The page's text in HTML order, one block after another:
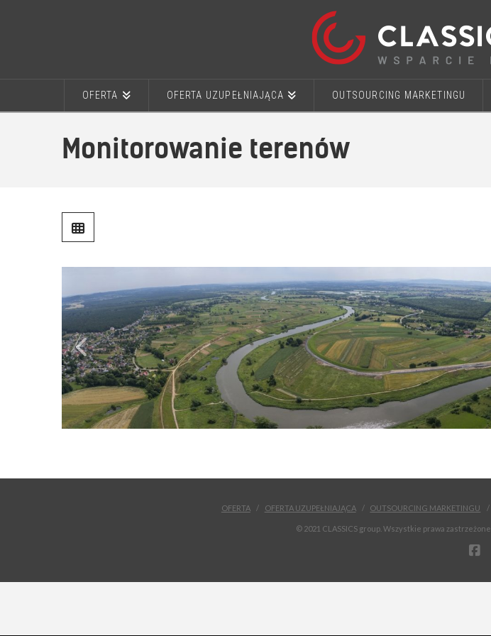
OFERTA OFERTA UZUPEŁNIAJĄCA OUTSOURCING MARKETINGU
Monitorowanie terenów
OFERTA OFERTA UZUPEŁNIAJĄCA OUTSOURCING MARKETINGU
© 2021 CLASSICS group. Wszystkie prawa zastrzeżone